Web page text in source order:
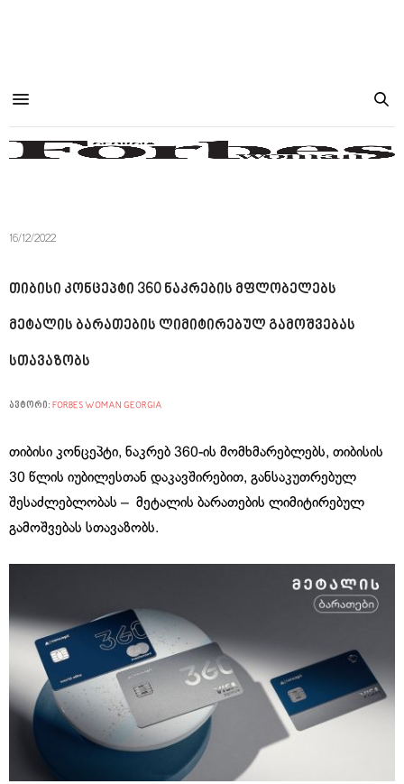
16/12/2022
თიბისი კონცეპტი 360 ნაკრების მფლობელებს
მეტალის ბარათების ლიმიტირებულ გამოშვებას
სთავაზობს
ავტორი: FORBES WOMAN GEORGIA
თიბისი კონცეპტი, ნაკრებ 360-ის მომხმარებლებს, თიბისის
30 წლის იუბილესთან დაკავშირებით, განსაკუთრებულ
შესაძლებლობას – მეტალის ბარათების ლიმიტირებულ
გამოშვებას სთავაზობს.